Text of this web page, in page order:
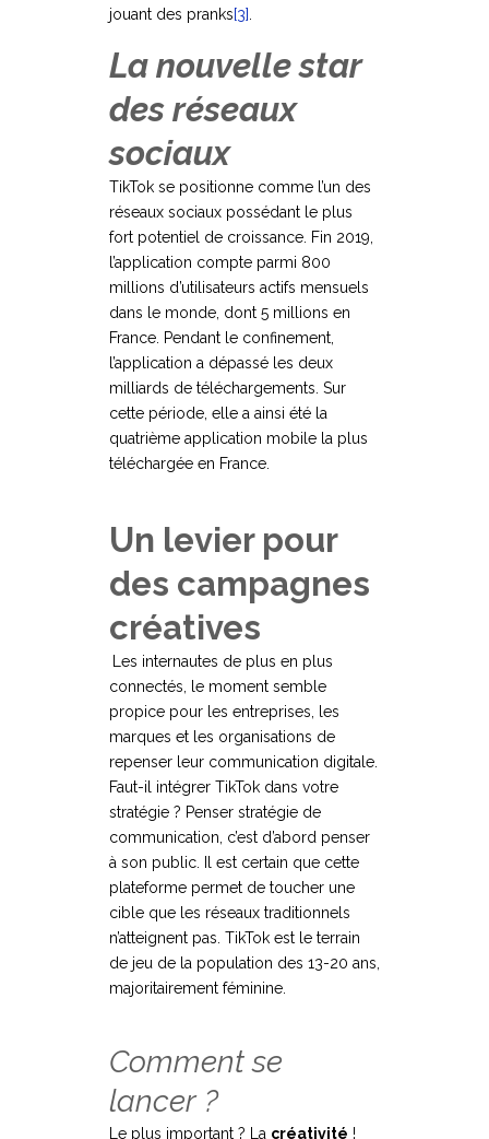
jouant des pranks[3]
La nouvelle star
des réseaux
sociaux
TikTok se positionne comme l’un des
réseaux sociaux possédant le plus
fort potentiel de croissance. Fin 2019,
l’application compte parmi 800
millions d’utilisateurs actifs mensuels
dans le monde, dont 5 millions en
France. Pendant le confinement,
l’application a dépassé les deux
milliards de téléchargements. Sur
cette période, elle a ainsi été la
quatrième application mobile la plus
téléchargée en France.
Un levier pour
des campagnes
créatives
Les internautes de plus en plus
connectés, le moment semble
propice pour les entreprises, les
marques et les organisations de
repenser leur communication digitale.
Faut-il intégrer TikTok dans votre
stratégie ? Penser stratégie de
communication, c’est d’abord penser
à son public. Il est certain que cette
plateforme permet de toucher une
cible que les réseaux traditionnels
n’atteignent pas. TikTok est le terrain
de jeu de la population des 13-20 ans,
majoritairement féminine.
Comment se
lancer ?
Le plus important ? La créativité !